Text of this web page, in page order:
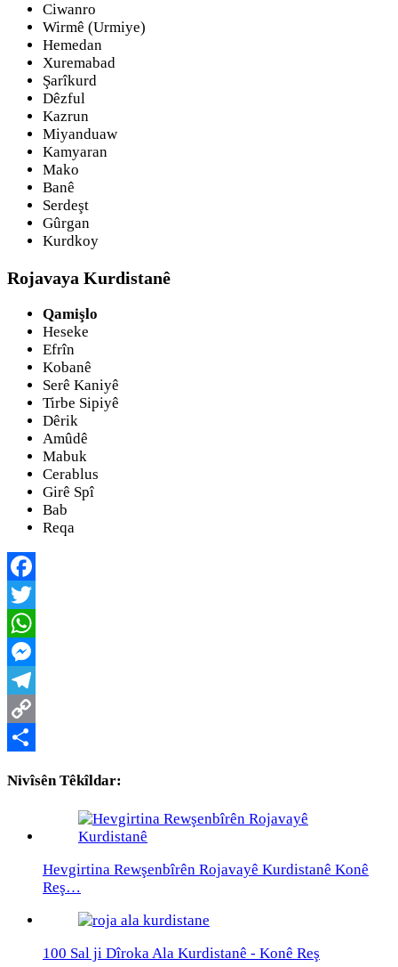
Ciwanro
Wirmê (Urmiye)
Hemedan
Xuremabad
Şarîkurd
Dêzful
Kazrun
Miyanduaw
Kamyaran
Mako
Banê
Serdeşt
Gûrgan
Kurdkoy
Rojavaya Kurdistanê
Qamişlo
Heseke
Efrîn
Kobanê
Serê Kaniyê
Tirbe Sipiyê
Dêrik
Amûdê
Mabuk
Cerablus
Girê Spî
Bab
Reqa
Facebook
Twitter
WhatsApp
Messenger
Telegram
Copy
Nivîsên Têkîldar:
Hevgirtina Rewşenbîrên Rojavayê Kurdistanê Konê
Reş…
100 Sal ji Dîroka Ala Kurdistanê - Konê Reş